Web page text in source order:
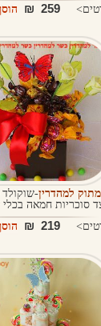
259 ₪
מתוק למהדרין-
סוכריות חמאה בכלי
219 ₪